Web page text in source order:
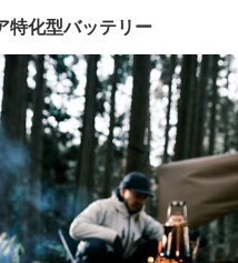
特化型バッテリー